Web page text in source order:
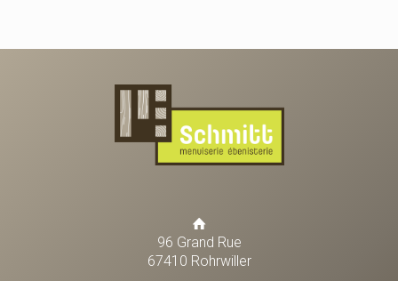
96 Grand Rue
67410 Rohrwiller